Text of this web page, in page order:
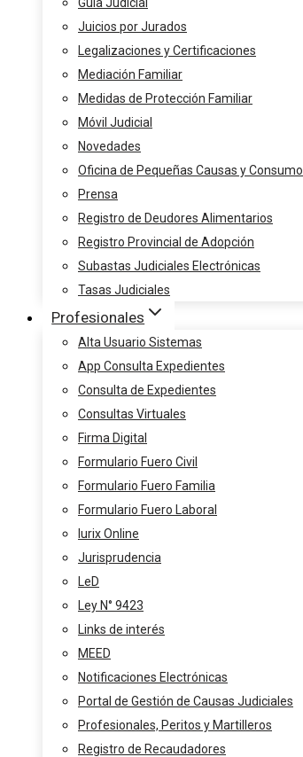
Juicios por Jurados
Legalizaciones y Certificaciones
Mediación Familiar
Medidas de Protección Familiar
Móvil Judicial
Novedades
Oficina de Pequeñas Causas y Consumo
Prensa
Registro de Deudores Alimentarios
Registro Provincial de Adopción
Subastas Judiciales Electrónicas
Tasas Judiciales
Profesionales
Alta Usuario Sistemas
App Consulta Expedientes
Consulta de Expedientes
Consultas Virtuales
Firma Digital
Formulario Fuero Civil
Formulario Fuero Familia
Formulario Fuero Laboral
Iurix Online
Jurisprudencia
LeD
Ley N° 9423
Links de interés
MEED
Notificaciones Electrónicas
Portal de Gestión de Causas Judiciales
Profesionales, Peritos y Martilleros
Registro de Recaudadores